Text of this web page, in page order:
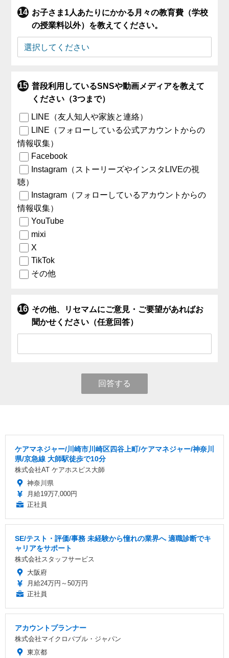
お子さま1人あたりにかかる月々の教育費（学校
の授業料以外）を教えてください。
普段利用しているSNSや動画メディアを教えて
ください（3つまで）
LINE（友人知人や家族と連絡）
LINE（フォローしている公式アカウントからの
情報収集）
Facebook
Instagram（ストーリーズやインスタLIVEの視
聴）
Instagram（フォローしているアカウントからの
情報収集）
YouTube
mixi
X
TikTok
その他
その他、リセマムにご意見・ご要望があればお
聞かせください（任意回答）
回答する
ケアマネジャー/川崎市川崎区四谷上町/ケアマネジャー/神奈川
県/京急線 大師駅徒歩で10分
株式会社AT ケアホスピス大師
神奈川県
月給19万7,000円
正社員
SE/テスト・評価/事務 未経験から憧れの業界へ 適職診断でキ
ャリアをサポート
株式会社スタッフサービス
大阪府
月給24万円～50万円
正社員
アカウントプランナー
株式会社マイクロバブル・ジャパン
東京都